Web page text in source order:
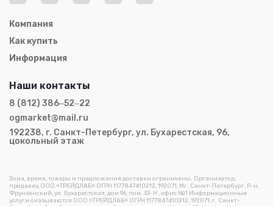
Компания
Как купить
Информация
Зона, время, товары и предложения доставки ограничены. Организатор,
продавец ООО «ТРЕЙДЛАБ» ОГРН 1177847410212, 192071, Мг. Санкт-Петербург, Р-н.
Фрунзенский, ул. Бухарестская, дом 96, пом. 33-Н , офис №1 Информационные
услуги оказываются ООО «ТРЕЙДЛАБ» ОГРН 1177847410212, 192071, г. Санкт-
Наши контакты
8 (812) 386‒52‒22
ogmarket@mail.ru
192238, г. Санкт-Петербург, ул. Бухарестская, 96,
цокольный этаж